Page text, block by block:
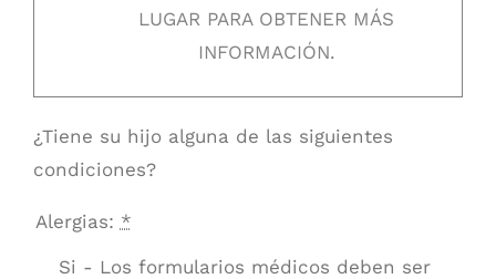
LUGAR PARA OBTENER MÁS
INFORMACIÓN.
¿Tiene su hijo alguna de las siguientes
condiciones?
Alergias: *
Si - Los formularios médicos deben ser